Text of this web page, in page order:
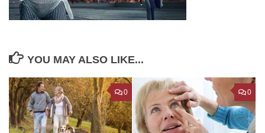
YOU MAY ALSO LIKE...
0 0